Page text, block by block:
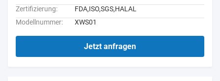
Zertifizierung:
FDA,ISO,SGS,HALAL
Modellnummer:
XWS01
Jetzt anfragen